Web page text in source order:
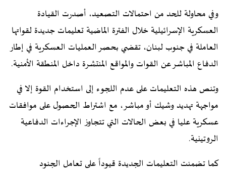
وفي محاولة للحد من احتمالات التصعيد، أصدرت القيادة
العسكرية الإسرائيلية خلال الفترة الماضية تعليمات جديدة لقواتها
العاملة في جنوب لبنان، تقضي بحصر العمليات العسكرية في إطار
الدفاع المباشر عن القوات والمواقع المنتشرة داخل المنطقة الأمنية.
وتنص هذه التعليمات على عدم اللجوء إلى استخدام القوة إلا في
مواجهة تهديد وشيك أو مباشر، مع اشتراط الحصول على موافقات
عسكرية عليا في بعض الحالات التي تتجاوز الإجراءات الدفاعية
الروتينية.
كما تضمنت التعليمات الجديدة قيوداً على تعامل الجنود